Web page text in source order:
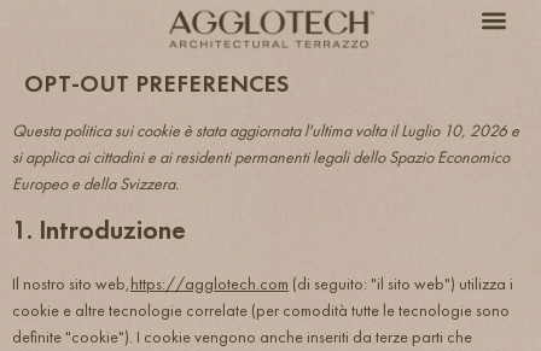
OPT-OUT PREFERENCES
Questa politica sui cookie è stata aggiornata l'ultima volta il Luglio 10, 2026 e
si applica ai cittadini e ai residenti permanenti legali dello Spazio Economico
Europeo e della Svizzera.
1. Introduzione
Il nostro sito web,https://agglotech.com (di seguito: "il sito web") utilizza i
cookie e altre tecnologie correlate (per comodità tutte le tecnologie sono
definite "cookie"). I cookie vengono anche inseriti da terze parti che